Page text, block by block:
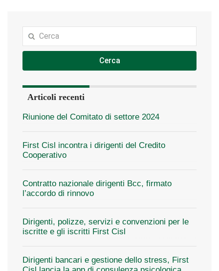
Cerca
Articoli recenti
Riunione del Comitato di settore 2024
First Cisl incontra i dirigenti del Credito
Cooperativo
Contratto nazionale dirigenti Bcc, firmato
l’accordo di rinnovo
Dirigenti, polizze, servizi e convenzioni per le
iscritte e gli iscritti First Cisl
Dirigenti bancari e gestione dello stress, First